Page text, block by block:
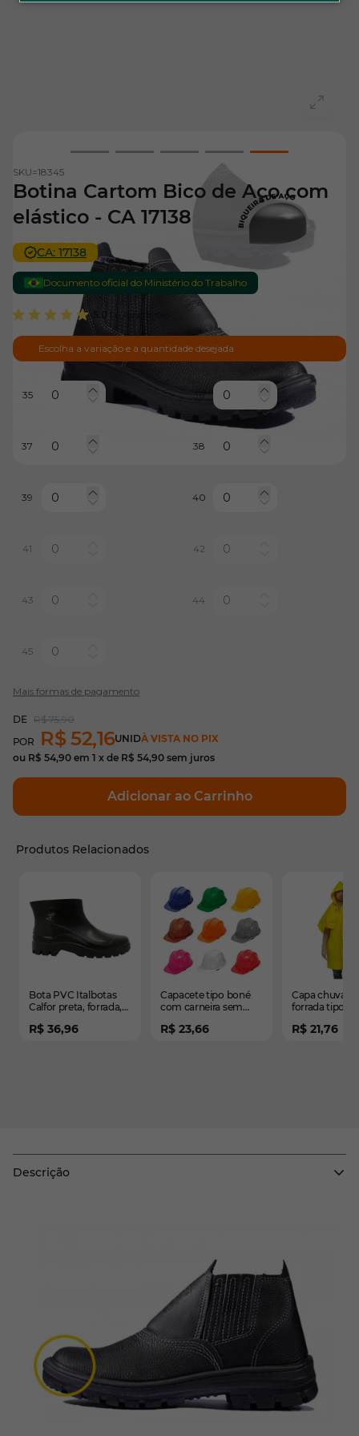
View larger image
View larger image
CA: 17138
Documento oficial do Ministério do Trabalho
5.0 | 6 Avaliações
SKU=18345
Botina Cartom Bico de Aço com
elástico - CA 17138
Escolha a variação e a quantidade desejada
35 36
37 38
39 40
41 42
43 44
45
Mais formas de pagamento
R$ 75,90
R$ 52,16UNIDÀ VISTA NO PIX
ou R$ 54,90 em 1 x de R$ 54,90 sem juros
Adicionar ao Carrinho
Produtos Relacionados
É possível navegar pelos elementos do carrossel
Bota PVC Italbotas
Calfor preta, forrada,
R$ 36,96
Capacete tipo boné
com carneira sem
R$ 23,66
Capa chuva
forrada tipo
- CA 28191
R$ 21,76
Descrição